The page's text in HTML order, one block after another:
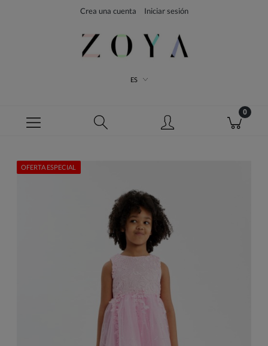
Crea una cuenta Iniciar sesión
ES
OFERTA ESPECIAL